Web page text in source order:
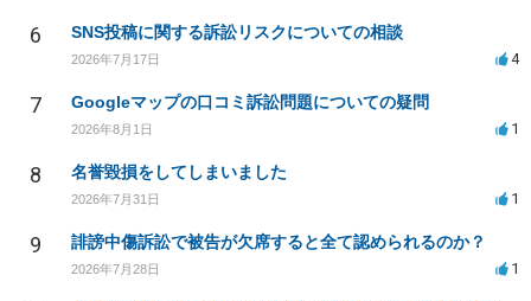
6 SNS投稿に関する訴訟リスクについての相談
2026年7月17日 4
7 Googleマップの口コミ訴訟問題についての疑問
2026年8月1日 1
8 名誉毀損をしてしまいました
2026年7月31日 1
9 誹謗中傷訴訟で被告が欠席すると全て認められるのか？
2026年7月28日 1